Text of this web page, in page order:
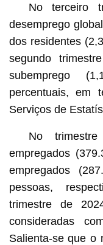
No terceiro
desemprego
dos residentes
segundo
subemprego
percentuais, em
Serviços de
No
empregados
empregados
pessoas,
trimestre de
consideradas
Salienta-se que o